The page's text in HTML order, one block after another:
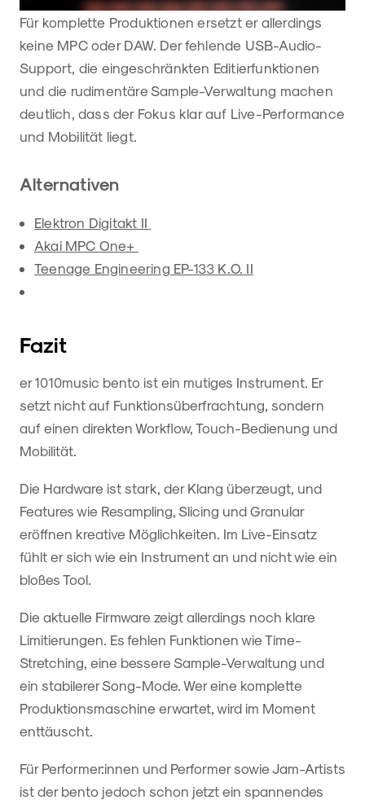
Für komplette Produktionen ersetzt er allerdings
keine MPC oder DAW. Der fehlende USB-Audio-
Support, die eingeschränkten Editierfunktionen
und die rudimentäre Sample-Verwaltung machen
deutlich, dass der Fokus klar auf Live-Performance
und Mobilität liegt.
Alternativen
Elektron Digitakt II
Akai MPC One+
Teenage Engineering EP-133 K.O. II
Fazit
er 1010music bento ist ein mutiges Instrument. Er
setzt nicht auf Funktionsüberfrachtung, sondern
auf einen direkten Workflow, Touch-Bedienung und
Mobilität.
Die Hardware ist stark, der Klang überzeugt, und
Features wie Resampling, Slicing und Granular
eröffnen kreative Möglichkeiten. Im Live-Einsatz
fühlt er sich wie ein Instrument an und nicht wie ein
bloßes Tool.
Die aktuelle Firmware zeigt allerdings noch klare
Limitierungen. Es fehlen Funktionen wie Time-
Stretching, eine bessere Sample-Verwaltung und
ein stabilerer Song-Mode. Wer eine komplette
Produktionsmaschine erwartet, wird im Moment
enttäuscht.
Für Performer:innen und Performer sowie Jam-Artists
ist der bento jedoch schon jetzt ein spannendes